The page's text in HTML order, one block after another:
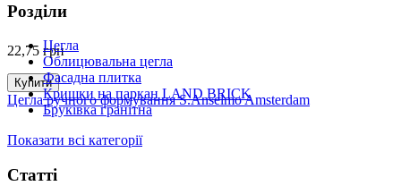
22,75 грн
Купити
Цегла ручного формування S.Anselmo Amsterdam
Розділи
Цегла
Облицювальна цегла
Фасадна плитка
Кришки на паркан LAND BRICK
Бруківка гранітна
Показати всі категорії
Статті